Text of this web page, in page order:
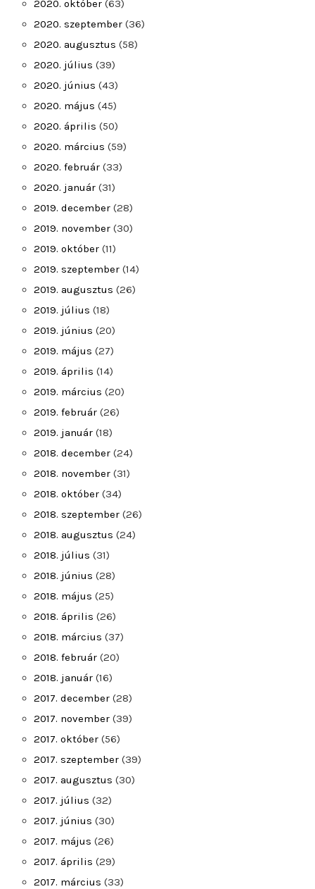
2020. október (63)
2020. szeptember (36)
2020. augusztus (58)
2020. július (39)
2020. június (43)
2020. május (45)
2020. április (50)
2020. március (59)
2020. február (33)
2020. január (31)
2019. december (28)
2019. november (30)
2019. október (11)
2019. szeptember (14)
2019. augusztus (26)
2019. július (18)
2019. június (20)
2019. május (27)
2019. április (14)
2019. március (20)
2019. február (26)
2019. január (18)
2018. december (24)
2018. november (31)
2018. október (34)
2018. szeptember (26)
2018. augusztus (24)
2018. július (31)
2018. június (28)
2018. május (25)
2018. április (26)
2018. március (37)
2018. február (20)
2018. január (16)
2017. december (28)
2017. november (39)
2017. október (56)
2017. szeptember (39)
2017. augusztus (30)
2017. július (32)
2017. június (30)
2017. május (26)
2017. április (29)
2017. március (33)